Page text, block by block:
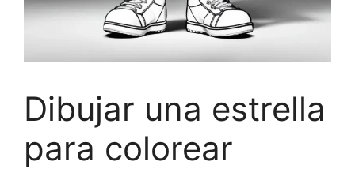
Dibujar una estrella
para colorear